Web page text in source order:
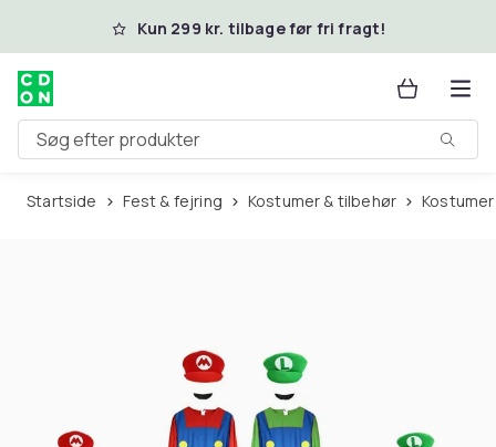
Spring til hovedindhold
Kun 299 kr. tilbage før fri fragt!
Søg efter produkter
Startside Fest & fejring Kostumer & tilbehør Kostumer